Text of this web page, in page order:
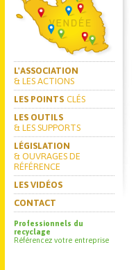
L'ASSOCIATION
& LES ACTIONS
LES POINTS CLÉS
LES OUTILS
& LES SUPPORTS
LÉGISLATION
& OUVRAGES DE
RÉFÉRENCE
LES VIDÉOS
CONTACT
Professionnels du
recyclage
Référencez votre entreprise